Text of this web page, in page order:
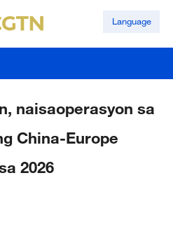
Language
naisaoperasyon sa
China-Europe
2026